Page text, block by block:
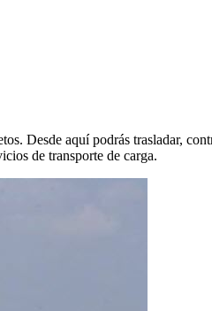
Desde aquí podrás trasladar,
de transporte de carga.